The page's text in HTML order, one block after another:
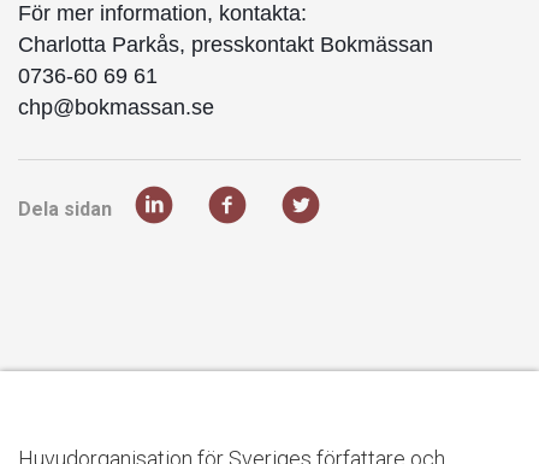
För mer information, kontakta:
Charlotta Parkås, presskontakt Bokmässan
0736-60 69 61
chp@bokmassan.se
Dela sidan
Huvudorganisation för Sveriges författare och